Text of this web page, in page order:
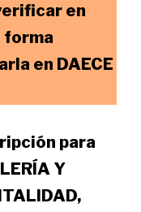
en
forma
en DAECE
para
Y